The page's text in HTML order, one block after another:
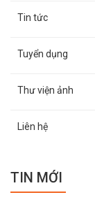
Tin tức
Tuyển dụng
Thư viện ảnh
Liên hệ
TIN MỚI